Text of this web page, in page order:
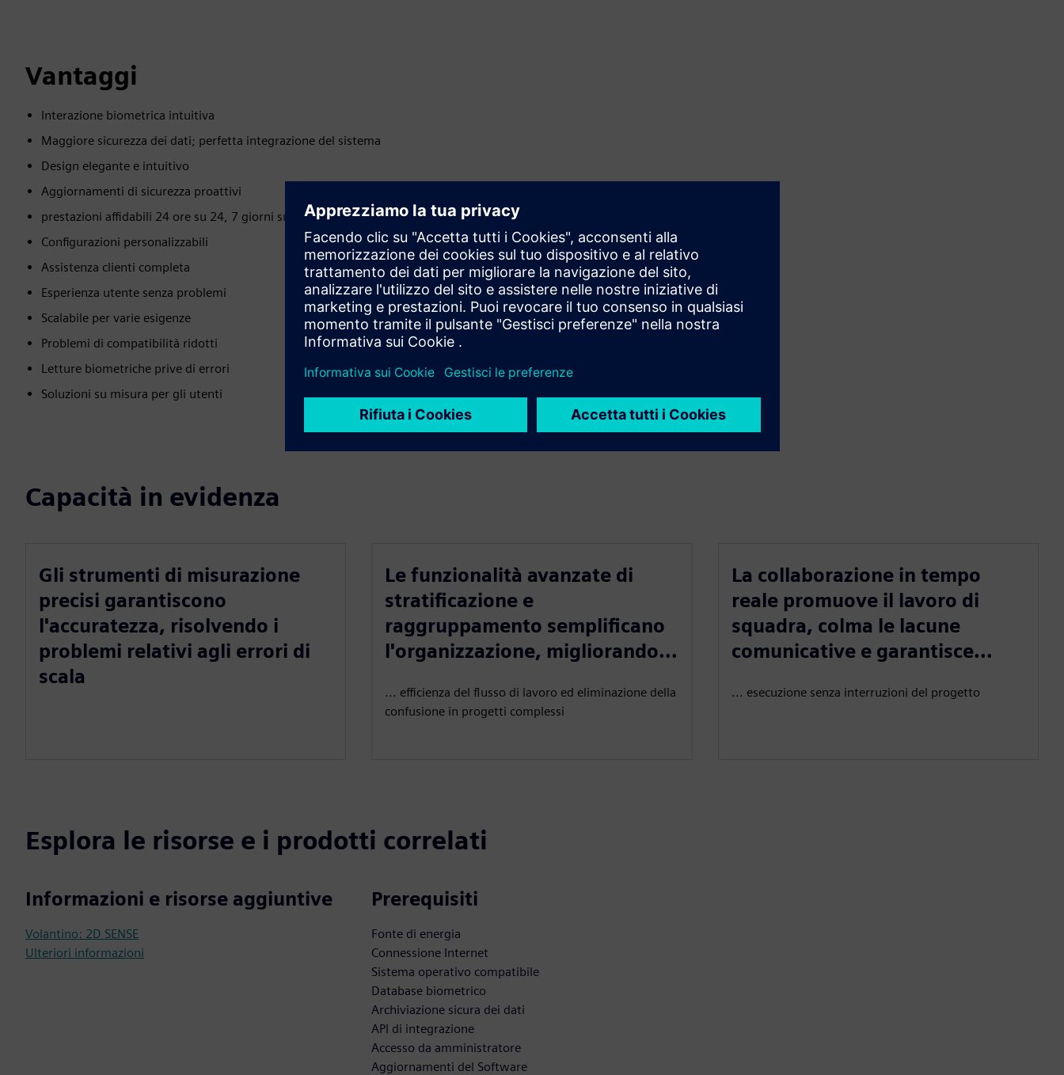
Vantaggi
Interazione biometrica intuitiva
Maggiore sicurezza dei dati; perfetta integrazione del sistema
Design elegante e intuitivo
Aggiornamenti di sicurezza proattivi
prestazioni affidabili 24 ore su 24, 7 giorni su 7
Configurazioni personalizzabili
Assistenza clienti completa
Esperienza utente senza problemi
Scalabile per varie esigenze
Problemi di compatibilità ridotti
Letture biometriche prive di errori
Soluzioni su misura per gli utenti
Capacità in evidenza
Gli strumenti di misurazione
precisi garantiscono
l'accuratezza, risolvendo i
problemi relativi agli errori di
scala
Le funzionalità avanzate di
stratificazione e
raggruppamento semplificano
l'organizzazione, migliorando...
... efficienza del flusso di lavoro ed eliminazione della
confusione in progetti complessi
La collaborazione in tempo
reale promuove il lavoro di
squadra, colma le lacune
comunicative e garantisce...
... esecuzione senza interruzioni del progetto
Esplora le risorse e i prodotti correlati
Informazioni e risorse aggiuntive
Volantino: 2D SENSE
Ulteriori informazioni
Prerequisiti
Fonte di energia
Connessione Internet
Sistema operativo compatibile
Database biometrico
Archiviazione sicura dei dati
API di integrazione
Accesso da amministratore
Aggiornamenti del Software